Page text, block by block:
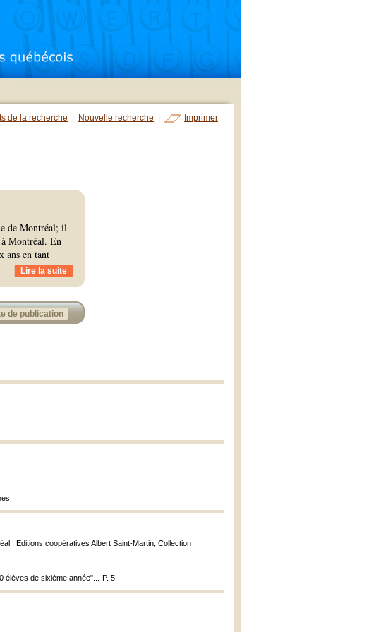
de la recherche Nouvelle recherche Imprimer
de Montréal; il
Montréal. En
ans en tant
Lire la suite
de publication
: Editions coopératives Albert Saint-Martin, Collection
élèves de sixième année"...-P. 5